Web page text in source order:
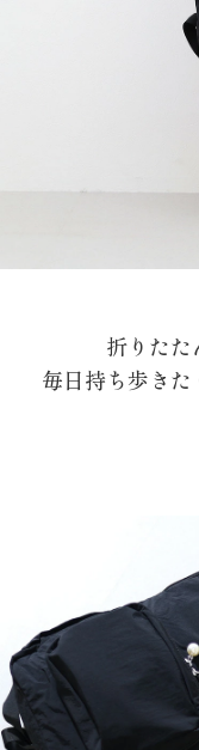
折りたた
毎日持ち歩き